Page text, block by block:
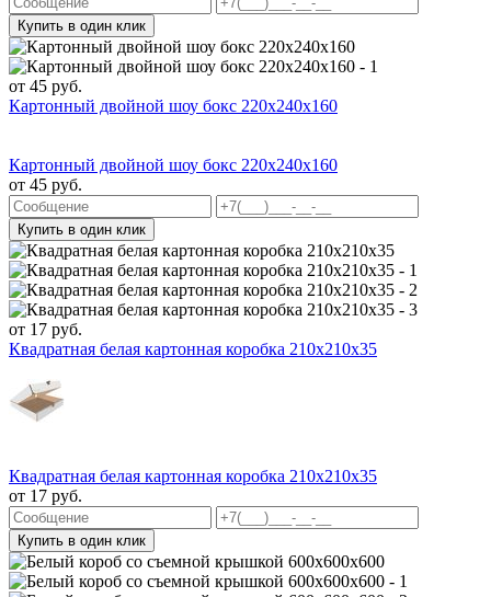
Купить в один клик
от 45 руб.
Картонный двойной шоу бокс 220x240x160
Картонный двойной шоу бокс 220x240x160
от 45 руб.
Купить в один клик
от 17 руб.
Квадратная белая картонная коробка 210х210х35
Квадратная белая картонная коробка 210х210х35
от 17 руб.
Купить в один клик